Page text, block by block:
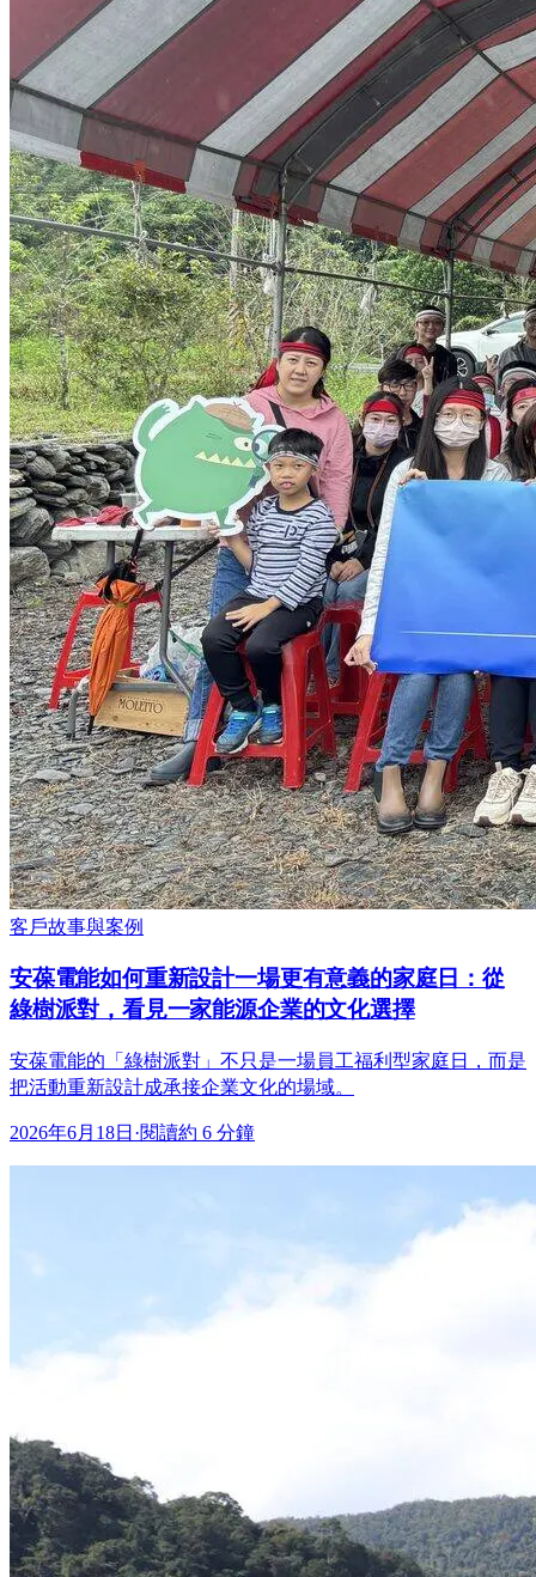
客戶故事與案例
安葆電能如何重新設計一場更有意義的家庭日：從
綠樹派對，看見一家能源企業的文化選擇
安葆電能的「綠樹派對」不只是一場員工福利型家庭日，而是
把活動重新設計成承接企業文化的場域。
2026年6月18日 ·閱讀約 6 分鐘